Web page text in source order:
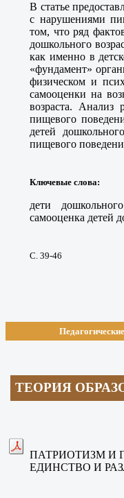
В статье
с нарушениями
том, что ряд
дошкольного
как именно в
«фундамент»
физическом и
самооценки на
возраста. Анализ
пищевого
детей
пищевого
Ключевые слова:
дети
самооценка детей
С. 39-46
ТЕОРИЯ
ПАТРИОТИЗМ И
ЕДИНСТВО И